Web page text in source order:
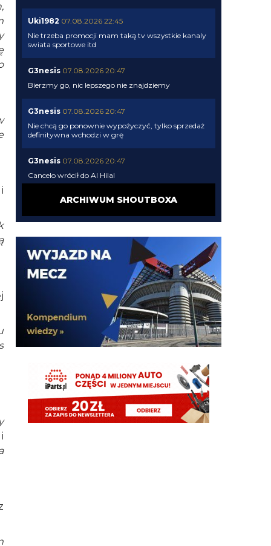
Uki1982 07.08.2026 22:45
Nie trzeba promocji mam taką tv wszystkie kanaly
swiata sportowe itd
G3nesis 07.08.2026 20:47
Bierzmy go, nic lepszego nie znajdziemy
G3nesis 07.08.2026 20:47
Nie chcą go ponownie wypożyczyć, tylko sprzedaż
definitywna wchodzi w grę
G3nesis 07.08.2026 20:47
Cancelo wrócił do Al Hilal
Nerazzurro90 07.08.2026 19:42
Botmon publicznie czci zmarlego bandyte
piscitelliego brak slow obraz nedzy i rozpaczy
G3nesis 07.08.2026 19:15
Jak tam Adriano, co słychać
07.08.2026 19:15
FENDI_SOSA
07.08.2026 18:56
Adriano ty already dead a nie forever he xd
FENDI_SOSA 07.08.2026 18:56
Oleeks ciśnij go he
Adriano_forever 07.08.2026 18:30
ARCHIWUM SHOUTBOXA